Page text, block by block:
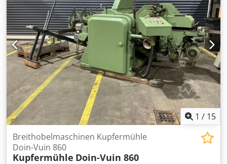
1 / 15
Breithobelmaschinen Kupfermühle
Doin-Vuin 860
Kupfermühle Doin-Vuin 860